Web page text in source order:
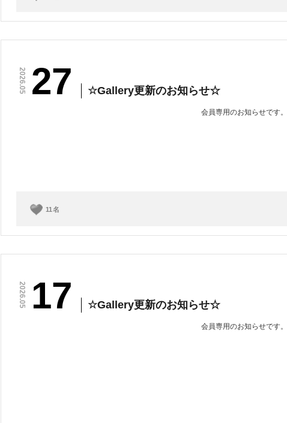
2026.05 27 ☆Gallery更新のお知らせ☆
会員専用のお知らせです。
11 名
2026.05 17 ☆Gallery更新のお知らせ☆
会員専用のお知らせです。